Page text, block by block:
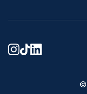
©